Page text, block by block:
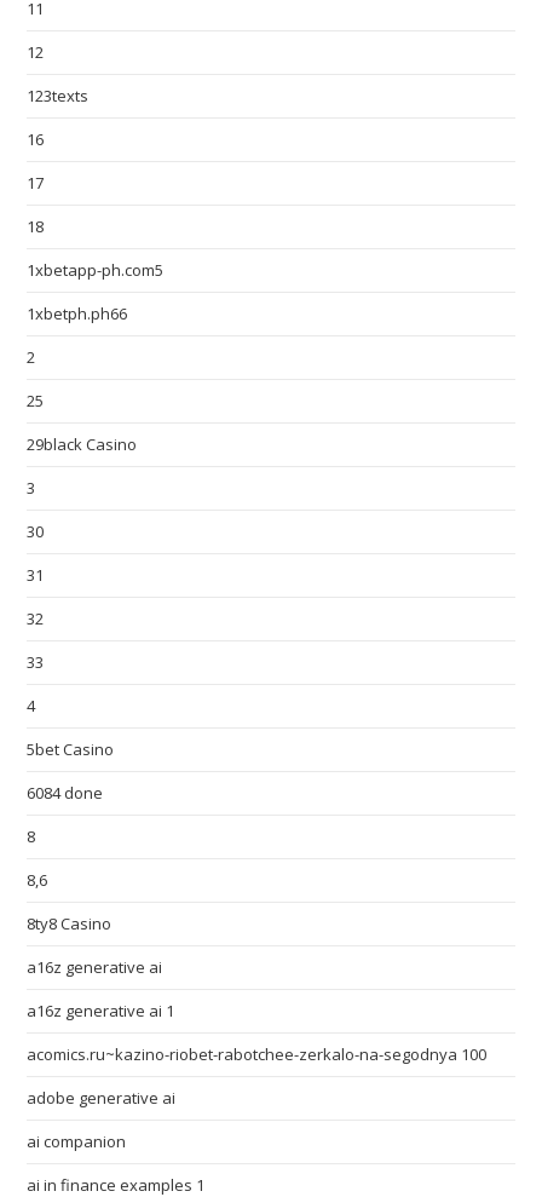
11
12
123texts
16
17
18
1xbetapp-ph.com5
1xbetph.ph66
2
25
29black Casino
3
30
31
32
33
4
5bet Casino
6084 done
8
8,6
8ty8 Casino
a16z generative ai
a16z generative ai 1
acomics.ru~kazino-riobet-rabotchee-zerkalo-na-segodnya 100
adobe generative ai
ai companion
ai in finance examples 1